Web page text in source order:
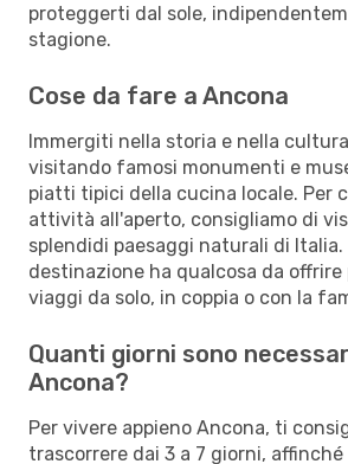
proteggerti dal sole,
stagione.
Cose da fare a Ancona
Immergiti nella storia e nella
visitando famosi monumenti e
piatti tipici della cucina locale. Per
attività all'aperto, consigliamo di
splendidi paesaggi naturali di Italia.
destinazione ha qualcosa da
viaggi da solo, in coppia o con la
Quanti giorni sono
Ancona?
Per vivere appieno Ancona, ti
trascorrere dai 3 a 7 giorni, affinché